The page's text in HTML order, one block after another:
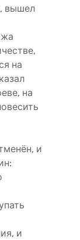
вышел
на
на
и
и